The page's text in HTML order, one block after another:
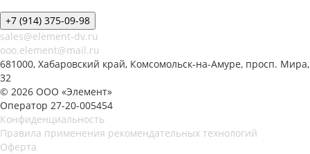
+7 (914) 375-09-98
sales@element-dv.ru
ooo.element@mail.ru
681000, Хабаровский край, Комсомольск-на-Амуре, просп. Мира,
32
© 2026 ООО «Элемент»
Оператор 27-20-005454
Конфиденциальность
Правила применения рекомендательных технологий
Оферта